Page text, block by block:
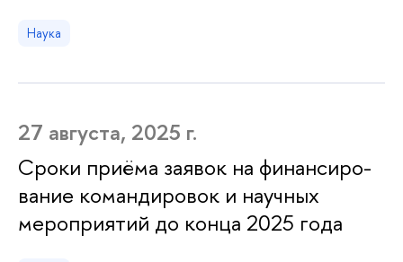
Наука
27 августа, 2025 г.
Сроки приёма заявок на фи­нан­си­ро­
ва­ние ко­ман­ди­ро­вок и научных
мероприятий до конца 2025 года